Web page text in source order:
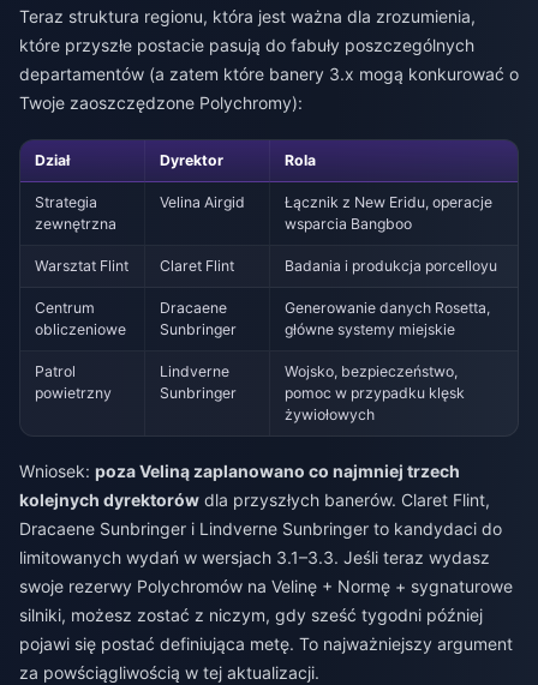
Teraz struktura regionu, która jest ważna dla zrozumienia,
które przyszłe postacie pasują do fabuły poszczególnych
departamentów (a zatem które banery 3.x mogą konkurować o
Twoje zaoszczędzone Polychromy):
Dział Dyrektor Rola
Strategia
zewnętrzna
Velina Airgid
Łącznik z New Eridu, operacje
wsparcia Bangboo
Warsztat Flint Claret Flint Badania i produkcja porcelloyu
Centrum
obliczeniowe
Dracaene
Sunbringer
Generowanie danych Rosetta,
główne systemy miejskie
Patrol
powietrzny
Lindverne
Sunbringer
Wojsko, bezpieczeństwo,
pomoc w przypadku klęsk
żywiołowych
Wniosek: poza Veliną zaplanowano co najmniej trzech
kolejnych dyrektorów dla przyszłych banerów. Claret Flint,
Dracaene Sunbringer i Lindverne Sunbringer to kandydaci do
limitowanych wydań w wersjach 3.1–3.3. Jeśli teraz wydasz
swoje rezerwy Polychromów na Velinę + Normę + sygnaturowe
silniki, możesz zostać z niczym, gdy sześć tygodni później
pojawi się postać definiująca metę. To najważniejszy argument
za powściągliwością w tej aktualizacji.